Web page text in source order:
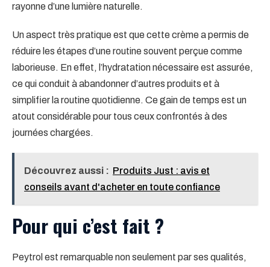
rayonne d’une lumière naturelle.
Un aspect très pratique est que cette crème a permis de
réduire les étapes d’une routine souvent perçue comme
laborieuse. En effet, l’hydratation nécessaire est assurée,
ce qui conduit à abandonner d’autres produits et à
simplifier la routine quotidienne. Ce gain de temps est un
atout considérable pour tous ceux confrontés à des
journées chargées.
Découvrez aussi : Produits Just : avis et
conseils avant d'acheter en toute confiance
Pour qui c’est fait ?
Peytrol est remarquable non seulement par ses qualités,